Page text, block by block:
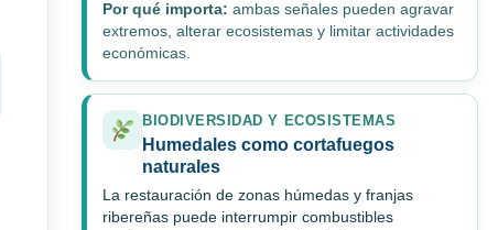
Por qué importa: ambas señales pueden agravar
extremos, alterar ecosistemas y limitar actividades
económicas.
BIODIVERSIDAD Y ECOSISTEMAS
Humedales como cortafuegos
naturales
La restauración de zonas húmedas y franjas
ribereñas puede interrumpir combustibles